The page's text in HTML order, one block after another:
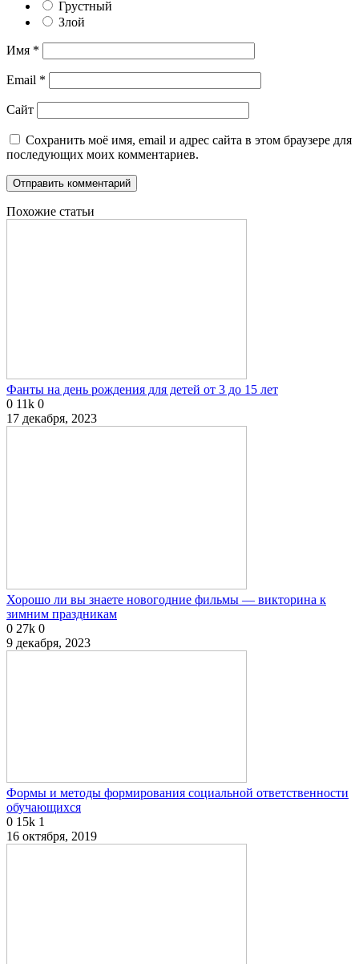
Грустный
Злой
Имя *
Email *
Сайт
Сохранить моё имя, email и адрес сайта в этом браузере для
последующих моих комментариев.
Похожие статьи
Фанты на день рождения для детей от 3 до 15 лет
0 11k 0
17 декабря, 2023
Хорошо ли вы знаете новогодние фильмы — викторина к
зимним праздникам
0 27k 0
9 декабря, 2023
Формы и методы формирования социальной ответственности
обучающихся
0 15k 1
16 октября, 2019